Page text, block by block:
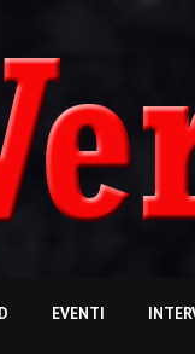
EVENTI